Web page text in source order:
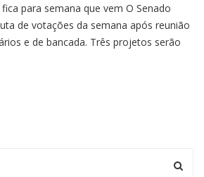
para semana que vem O Senado
de votações da semana após reunião
e de bancada. Três projetos serão